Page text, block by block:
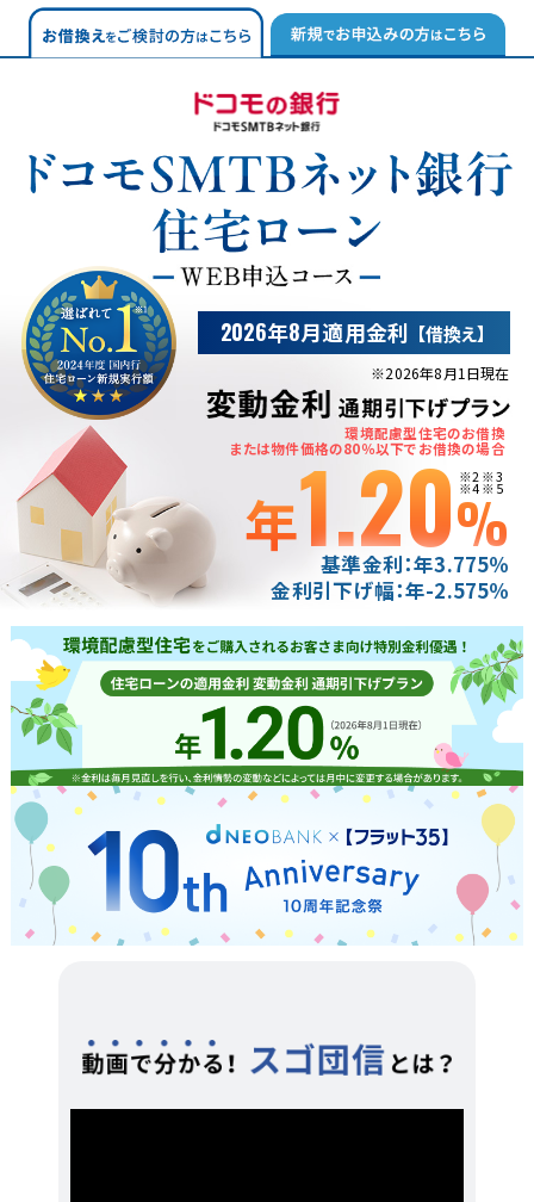
2026年8月適用金利 【借換え】
※2026年8月1日現在
環境配慮型住宅のお借換
または物件価格の80％以下でお借換の場合
年1.20%
※2 ※3
※4 ※5
基準金利：年3.775％
金利引下げ幅：年-2.575％